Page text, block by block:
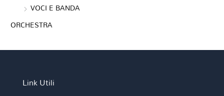
VOCI E BANDA
ORCHESTRA
Link Utili